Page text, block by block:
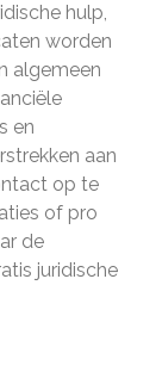
hulp,
worden
algemeen
en
aan
op te
of pro
de
juridische